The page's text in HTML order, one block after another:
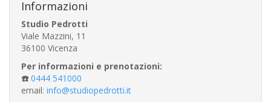
Informazioni
Studio Pedrotti
Viale Mazzini, 11
36100 Vicenza
Per informazioni e prenotazioni:
☎️0444 541000
email: info@studiopedrotti.it